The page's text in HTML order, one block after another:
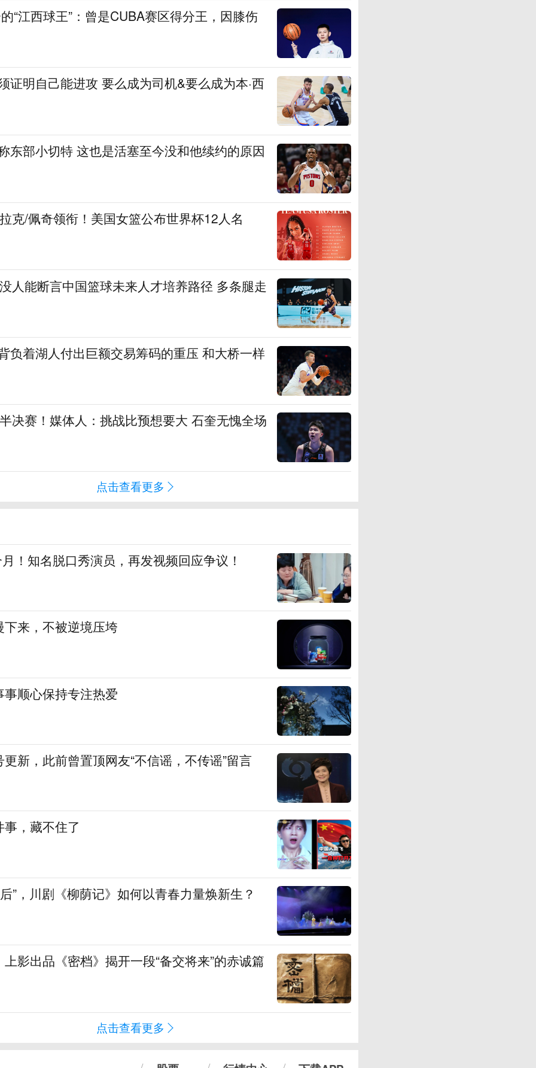
“江西球王”：曾是CUBA赛区得分王，因膝伤
证明自己能进攻 要么成为司机&要么成为本·西
东部小切特 这也是活塞至今没和他续约的原因
克/佩奇领衔！美国女篮公布世界杯12人名
人能断言中国篮球未来人才培养路径 多条腿走
负着湖人付出巨额交易筹码的重压 和大桥一样
决赛！媒体人：挑战比预想要大 石奎无愧全场
点击查看更多
！知名脱口秀演员，再发视频回应争议！
来，不被逆境压垮
顺心保持专注热爱
新，此前曾置顶网友“不信谣，不传谣”留言
，藏不住了
”，川剧《柳荫记》如何以青春力量焕新生？
影出品《密档》揭开一段“备交将来”的赤诚篇
点击查看更多